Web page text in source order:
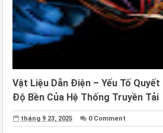
Vật Liệu Dẫn Điện – Yếu Tố
Độ Bền Của Hệ Thống Truyền Tải
tháng 9 23, 2025 0 Comment